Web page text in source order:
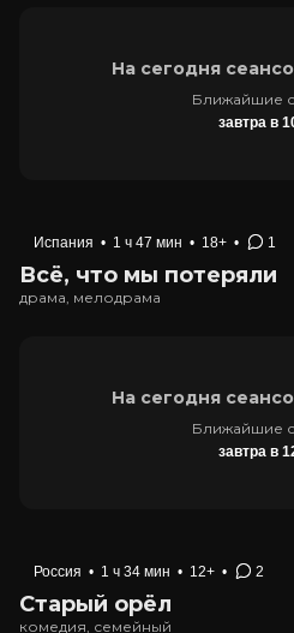
На сегодня
Ближайшие
завтра в
Испания • 1 ч 47 мин • 18+ • 1
Всё, что мы потеряли
драма, мелодрама
На сегодня
Ближайшие
завтра в
Россия • 1 ч 34 мин • 12+ • 2
Старый орёл
комедия, семейный